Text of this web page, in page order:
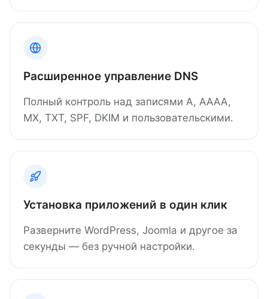
Расширенное управление DNS
Полный контроль над записями A, AAAA,
MX, TXT, SPF, DKIM и пользовательскими.
Установка приложений в один клик
Разверните WordPress, Joomla и другое за
секунды — без ручной настройки.